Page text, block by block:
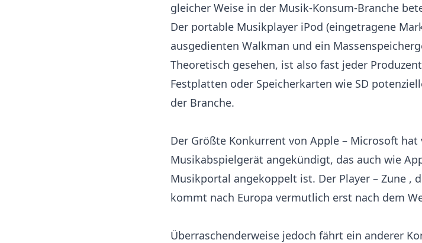
gleicher Weise in der Musik-Konsum-Branche
Der portable Musikplayer iPod (eingetragene
ausgedienten Walkman und ein
Theoretisch gesehen, ist also fast jeder
Festplatten oder Speicherkarten wie SD
der Branche.
Der Größte Konkurrent von Apple – Microsoft
Musikabspielgerät angekündigt, das auch wie
Musikportal angekoppelt ist. Der Player – Zune ,
kommt nach Europa vermutlich erst nach dem
Überraschenderweise jedoch fährt ein anderer